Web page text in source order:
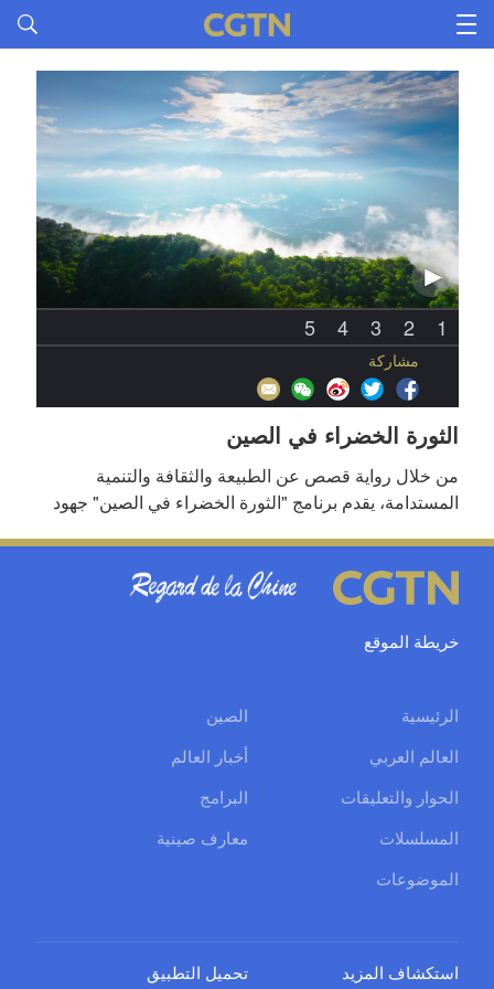
1
2
3
4
5
مشاركة
الثورة الخضراء في الصين
من خلال رواية قصص عن الطبيعة والثقافة والتنمية
المستدامة، يقدم برنامج "الثورة الخضراء في الصين" جهود
والتقدم الاجتماعي.
خريطة الموقع
الرئيسية
الصين
العالم العربي
أخبار العالم
الحوار والتعليقات
البرامج
المسلسلات
معارف صينية
الموضوعات
استكشاف المزيد تحميل التطبيق